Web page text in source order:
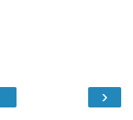
›